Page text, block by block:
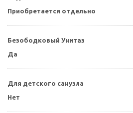
Приобретается отдельно
Безободковый Унитаз
Да
Для детского санузла
Нет